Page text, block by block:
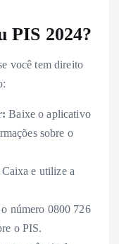
PIS 2024?
você tem direito
Baixe o aplicativo
sobre o
e utilize a
número 0800 726
o PIS.